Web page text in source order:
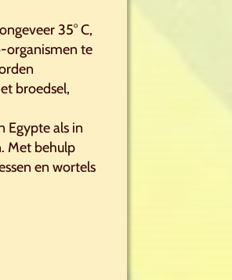
35° C,
organismen te
broedsel,
Egypte als in
Met behulp
en wortels